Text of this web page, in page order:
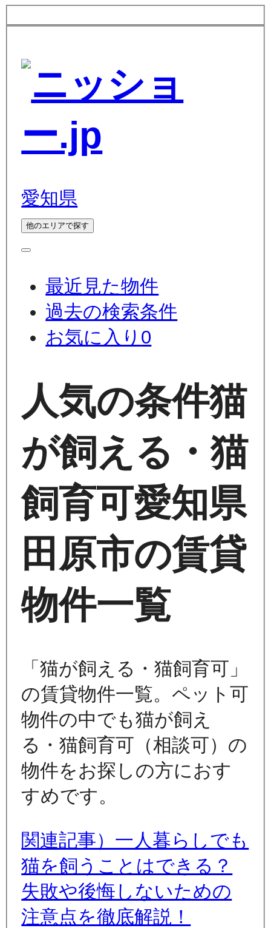
愛知県
他のエリアで探す
最近見た物件
過去の検索条件
お気に入り 0
人気の条件猫
が飼える・猫
飼育可愛知県
田原市の賃貸
物件一覧
「猫が飼える・猫飼育可」
の賃貸物件一覧。ペット可
物件の中でも猫が飼え
る・猫飼育可（相談可）の
物件をお探しの方におす
すめです。
関連記事）一人暮らしでも
猫を飼うことはできる？
失敗や後悔しないための
注意点を徹底解説！